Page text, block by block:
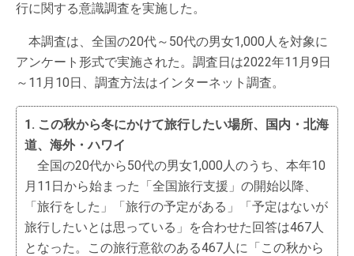
行に関する意識調査を実施した。
本調査は、全国の20代～50代の男女1,000人を対象に
アンケート形式で実施された。調査日は2022年11月9日
～11月10日、調査方法はインターネット調査。
1. この秋から冬にかけて旅行したい場所、国内・北海
道、海外・ハワイ
全国の20代から50代の男女1,000人のうち、本年10
月11日から始まった「全国旅行支援」の開始以降、
「旅行をした」「旅行の予定がある」「予定はないが
旅行したいとは思っている」を合わせた回答は467人
となった。この旅行意欲のある467人に「この秋から